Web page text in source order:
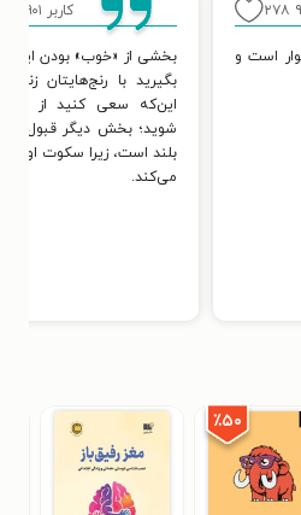
۲۷۸
است و
کاربر ۲۰۲۵۹۰۱
بخشی از «خوب» بودن این
بگیرید با رنج‌هایتان
این‌که سعی کنید از
شوید؛ بخش دیگر قبول
بلند است، زیرا سکوت
می‌کند.
٪۵۰